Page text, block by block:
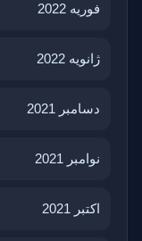
فوریه 2022
ژانویه 2022
دسامبر 2021
نوامبر 2021
اکتبر 2021